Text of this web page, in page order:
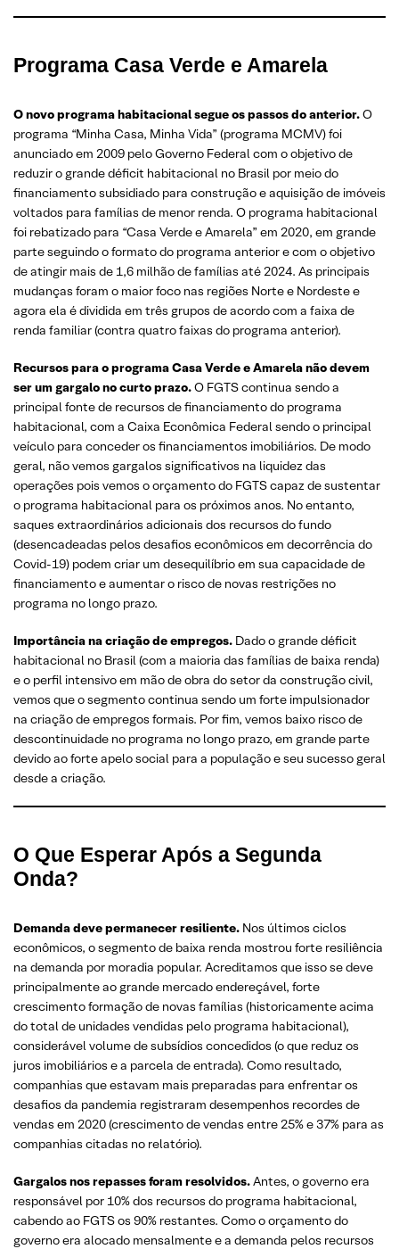
Programa Casa Verde e Amarela
O novo programa habitacional segue os passos do anterior.O
programa “Minha Casa, Minha Vida” (programa MCMV) foi
anunciado em 2009 pelo Governo Federal com o objetivo de
reduzir o grande déficit habitacional no Brasil por meio do
financiamento subsidiado para construção e aquisição de imóveis
voltados para famílias de menor renda. O programa habitacional
foi rebatizado para “Casa Verde e Amarela” em 2020, em grande
parte seguindo o formato do programa anterior e com o objetivo
de atingir mais de 1,6 milhão de famílias até 2024. As principais
mudanças foram o maior foco nas regiões Norte e Nordeste e
agora ela é dividida em três grupos de acordo com a faixa de
renda familiar (contra quatro faixas do programa anterior).
Recursos para o programa Casa Verde e Amarela não devem
ser um gargalo no curto prazo.O FGTS continua sendo a
principal fonte de recursos de financiamento do programa
habitacional, com a Caixa Econômica Federal sendo o principal
veículo para conceder os financiamentos imobiliários. De modo
geral, não vemos gargalos significativos na liquidez das
operações pois vemos o orçamento do FGTS capaz de sustentar
o programa habitacional para os próximos anos. No entanto,
saques extraordinários adicionais dos recursos do fundo
(desencadeadas pelos desafios econômicos em decorrência do
Covid-19) podem criar um desequilíbrio em sua capacidade de
financiamento e aumentar o risco de novas restrições no
programa no longo prazo.
Importância na criação de empregos. Dado o grande déficit
habitacional no Brasil (com a maioria das famílias de baixa renda)
e o perfil intensivo em mão de obra do setor da construção civil,
vemos que o segmento continua sendo um forte impulsionador
na criação de empregos formais. Por fim, vemos baixo risco de
descontinuidade no programa no longo prazo, em grande parte
devido ao forte apelo social para a população e seu sucesso geral
desde a criação.
O Que Esperar Após a Segunda
Onda?
Demanda deve permanecer resiliente. Nos últimos ciclos
econômicos, o segmento de baixa renda mostrou forte resiliência
na demanda por moradia popular. Acreditamos que isso se deve
principalmente ao grande mercado endereçável, forte
crescimento formação de novas famílias (historicamente acima
do total de unidades vendidas pelo programa habitacional),
considerável volume de subsídios concedidos (o que reduz os
juros imobiliários e a parcela de entrada). Como resultado,
companhias que estavam mais preparadas para enfrentar os
desafios da pandemia registraram desempenhos recordes de
vendas em 2020 (crescimento de vendas entre 25% e 37% para as
companhias citadas no relatório).
Gargalos nos repasses foram resolvidos.Antes, o governo era
responsável por 10% dos recursos do programa habitacional,
cabendo ao FGTS os 90% restantes. Como o orçamento do
governo era alocado mensalmente e a demanda pelos recursos